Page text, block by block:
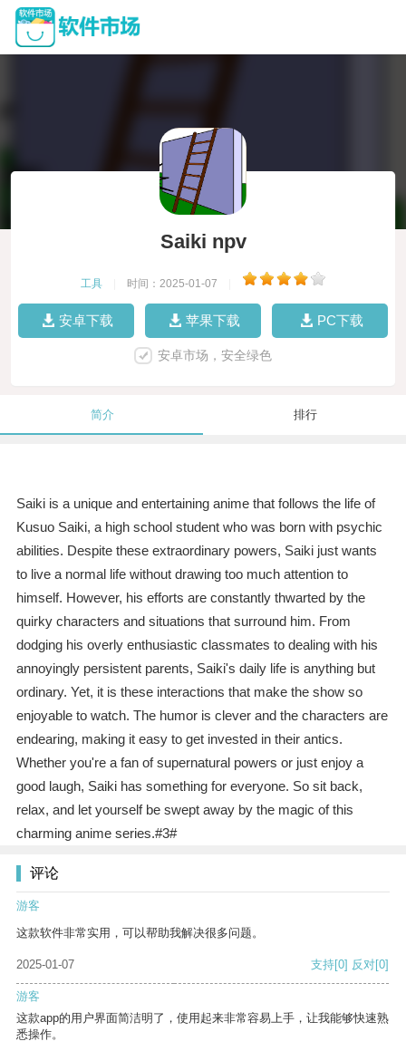
Saiki npv
工具 时间：2025-01-07
安卓下载 苹果下载 PC下载
安卓市场，安全绿色
简介 排行
Saiki is a unique and entertaining anime that follows the life of
Kusuo Saiki, a high school student who was born with psychic
abilities. Despite these extraordinary powers, Saiki just wants
to live a normal life without drawing too much attention to
himself. However, his efforts are constantly thwarted by the
quirky characters and situations that surround him. From
dodging his overly enthusiastic classmates to dealing with his
annoyingly persistent parents, Saiki's daily life is anything but
ordinary. Yet, it is these interactions that make the show so
enjoyable to watch. The humor is clever and the characters are
endearing, making it easy to get invested in their antics.
Whether you're a fan of supernatural powers or just enjoy a
good laugh, Saiki has something for everyone. So sit back,
relax, and let yourself be swept away by the magic of this
charming anime series.#3#
评论
游客
这款软件非常实用，可以帮助我解决很多问题。
2025-01-07 支持[0] 反对[0]
游客
这款app的用户界面简洁明了，使用起来非常容易上手，让我能够快速熟
悉操作。